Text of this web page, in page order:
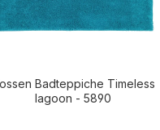
Badteppiche Timeless
lagoon - 5890